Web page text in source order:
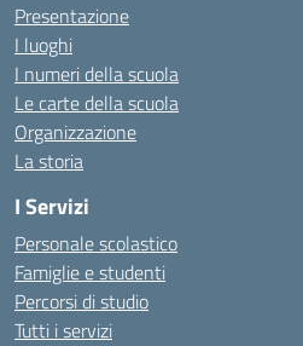
Presentazione
I luoghi
I numeri della scuola
Le carte della scuola
Organizzazione
La storia
I Servizi
Personale scolastico
Famiglie e studenti
Percorsi di studio
Tutti i servizi